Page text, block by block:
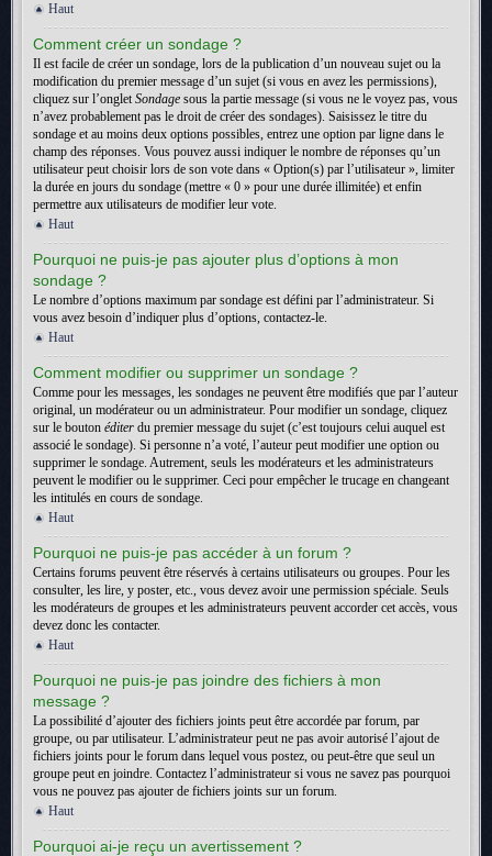
Haut
Comment créer un sondage ?
Il est facile de créer un sondage, lors de la publication d’un nouveau sujet ou la
modification du premier message d’un sujet (si vous en avez les permissions),
cliquez sur l’ongletSondage sous la partie message (si vous ne le voyez pas, vous
n’avez probablement pas le droit de créer des sondages). Saisissez le titre du
sondage et au moins deux options possibles, entrez une option par ligne dans le
champ des réponses. Vous pouvez aussi indiquer le nombre de réponses qu’un
utilisateur peut choisir lors de son vote dans « Option(s) par l’utilisateur », limiter
la durée en jours du sondage (mettre « 0 » pour une durée illimitée) et enfin
permettre aux utilisateurs de modifier leur vote.
Haut
Pourquoi ne puis-je pas ajouter plus d’options à mon
sondage ?
Le nombre d’options maximum par sondage est défini par l’administrateur. Si
vous avez besoin d’indiquer plus d’options, contactez-le.
Haut
Comment modifier ou supprimer un sondage ?
Comme pour les messages, les sondages ne peuvent être modifiés que par l’auteur
original, un modérateur ou un administrateur. Pour modifier un sondage, cliquez
sur le bouton éditer du premier message du sujet (c’est toujours celui auquel est
associé le sondage). Si personne n’a voté, l’auteur peut modifier une option ou
supprimer le sondage. Autrement, seuls les modérateurs et les administrateurs
peuvent le modifier ou le supprimer. Ceci pour empêcher le trucage en changeant
les intitulés en cours de sondage.
Haut
Pourquoi ne puis-je pas accéder à un forum ?
Certains forums peuvent être réservés à certains utilisateurs ou groupes. Pour les
consulter, les lire, y poster, etc., vous devez avoir une permission spéciale. Seuls
les modérateurs de groupes et les administrateurs peuvent accorder cet accès, vous
devez donc les contacter.
Haut
Pourquoi ne puis-je pas joindre des fichiers à mon
message ?
La possibilité d’ajouter des fichiers joints peut être accordée par forum, par
groupe, ou par utilisateur. L’administrateur peut ne pas avoir autorisé l’ajout de
fichiers joints pour le forum dans lequel vous postez, ou peut-être que seul un
groupe peut en joindre. Contactez l’administrateur si vous ne savez pas pourquoi
vous ne pouvez pas ajouter de fichiers joints sur un forum.
Haut
Pourquoi ai-je reçu un avertissement ?